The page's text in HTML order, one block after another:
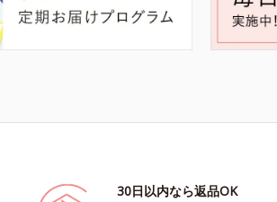
30日以内なら返品OK